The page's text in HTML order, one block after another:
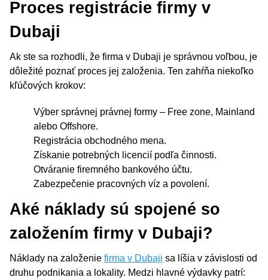
Proces registrácie firmy v
Dubaji
Ak ste sa rozhodli, že firma v Dubaji je správnou voľbou, je
dôležité poznať proces jej založenia. Ten zahŕňa niekoľko
kľúčových krokov:
Výber správnej právnej formy – Free zone, Mainland
alebo Offshore.
Registrácia obchodného mena.
Získanie potrebných licencií podľa činnosti.
Otváranie firemného bankového účtu.
Zabezpečenie pracovných víz a povolení.
Aké náklady sú spojené so
založením firmy v Dubaji?
Náklady na založenie firma v Dubaji sa líšia v závislosti od
druhu podnikania a lokality. Medzi hlavné výdavky patrí: